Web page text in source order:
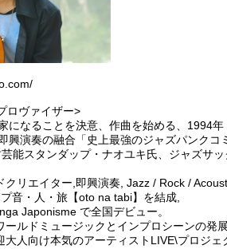
ロヴァイザー>
になることを決意、作曲を始める、1994年
興演奏の融合「史上最強のジャズパンクコ
能スタンダップ・ナオユキ氏、ジャズサ
リエイター,即興演奏, Jazz / Rock /
音・人・旅【oto na tabi】を結成,
Japonisme で全国デビュー。
ルドミュージックとインプロシーンの発展
人向け本気のアーティストLIVE\プロジェ